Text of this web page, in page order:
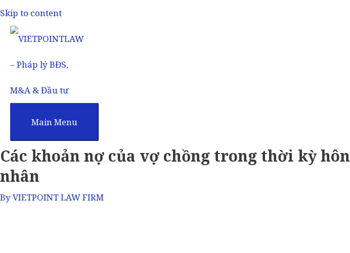
Skip to content
Main Menu
Các khoản nợ của vợ chồng trong thời kỳ hôn
nhân
ByVIETPOINT LAW FIRM